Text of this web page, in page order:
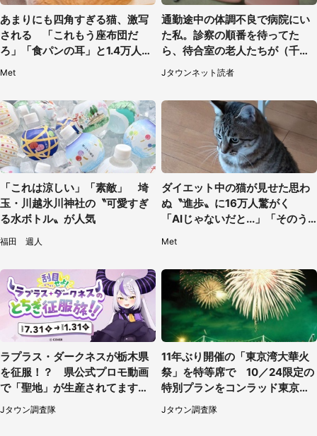
あまりにも四角すぎる猫、激写
される 「これもう座布団だ
ろ」「食パンの耳」と1.4万人困
Met
通勤途中の体調不良で病院にい
た私。診察の順番を待ってた
ら、待合室の老人たちが（千葉
県・50代男性）
Jタウンネット読者
「これは涼しい」「素敵」 埼
玉・川越氷川神社の〝可愛すぎ
る水ボトル〟が人気
福田 週人
ダイエット中の猫が見せた思わ
ぬ〝進歩〟に16万人驚がく
「AIじゃないだと...」「そのう
Met
ラプラス・ダークネスが栃木県
を征服！？ 県公式プロモ動画
で「聖地」が生産されてます【7
／31～1／31】
Jタウン調査隊
11年ぶり開催の「東京湾大華火
祭」を特等席で 10／24限定の
特別プランをコンラッド東京が
販売【8／3～10／16】
Jタウン調査隊